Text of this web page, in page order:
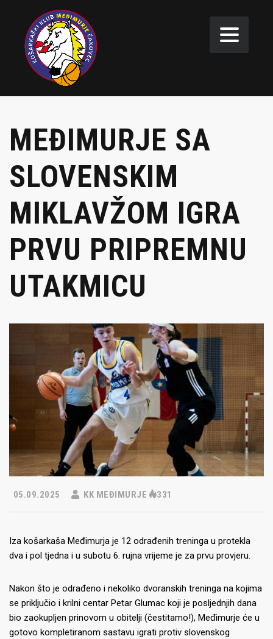
MEĐIMURJE SA
SLOVENSKIM
MIKLAVŽOM IGRA
PRVU PRIPREMNU
UTAKMICU
05.09.2025 KK MEĐIMURJE 331
Iza košarkaša Međimurja je 12 odrađenih treninga u protekla
dva i pol tjedna i u subotu 6. rujna vrijeme je za prvu provjeru.
Nakon što je odrađeno i nekoliko dvoranskih treninga na kojima
se priključio i krilni centar Petar Glumac koji je posljednjih dana
bio zaokupljen prinovom u obitelji (čestitamo!), Međimurje će u
gotovo kompletiranom sastavu igrati protiv slovenskog